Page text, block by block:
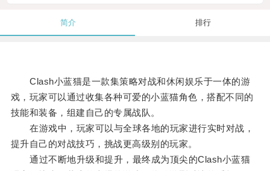
简介 排行
Clash小蓝猫是一款集策略对战和休闲娱乐于一体的游
戏，玩家可以通过收集各种可爱的小蓝猫角色，搭配不同的
技能和装备，组建自己的专属战队。
在游戏中，玩家可以与全球各地的玩家进行实时对战，
提升自己的对战技巧，挑战更高级别的玩家。
通过不断地升级和提升，最终成为顶尖的Clash小蓝猫